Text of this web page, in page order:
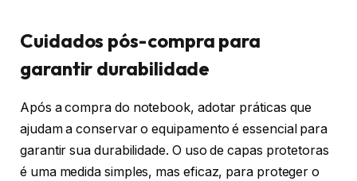
Cuidados pós-compra para
garantir durabilidade
Após a compra do notebook, adotar práticas que
ajudam a conservar o equipamento é essencial para
garantir sua durabilidade. O uso de capas protetoras
é uma medida simples, mas eficaz, para proteger o